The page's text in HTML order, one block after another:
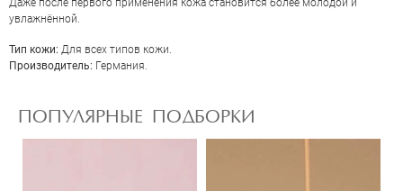
Даже после первого применения кожа становится более молодой и
увлажнённой.
Тип кожи: Для всех типов кожи.
Производитель: Германия.
ПОПУЛЯРНЫЕ ПОДБОРКИ